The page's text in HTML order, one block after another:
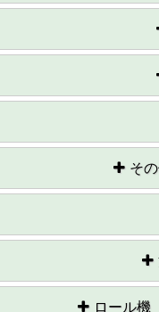
そ
ロール機